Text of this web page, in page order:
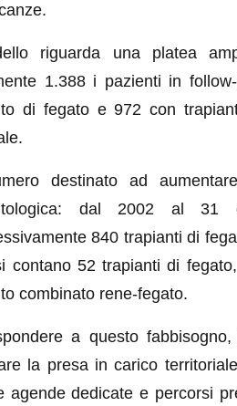
riguarda una platea
1.388 i pazienti in
di fegato e 972 con
destinato ad
dal 2002 al 31
840 trapianti di
contano 52 trapianti di
combinato rene-fegato.
a questo
la presa in carico
agende dedicate e percorsi